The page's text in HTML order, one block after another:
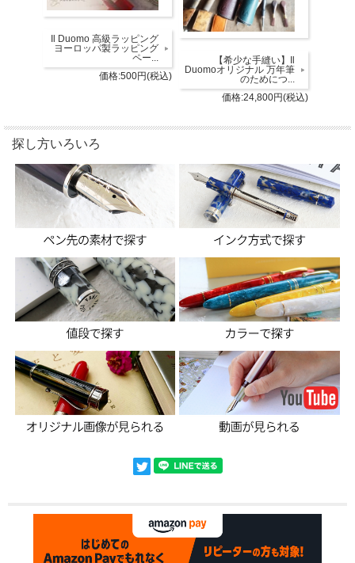
Il Duomo 高級ラッピング
ヨーロッパ製ラッピング
ペー...
価格:500円(税込)
【希少な手縫い】Il
Duomoオリジナル 万年筆
のためにつ...
価格:24,800円(税込)
探し方いろいろ